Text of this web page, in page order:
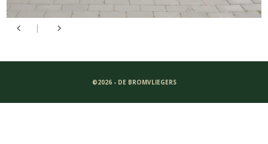
©2026 - DE BROMVLIEGERS